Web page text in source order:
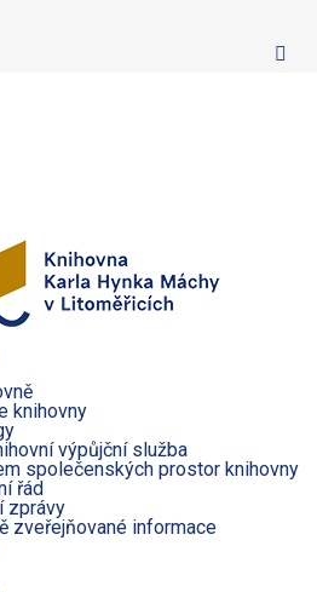
knihovny
výpůjční služba
společenských prostor knihovny
řád
zprávy
zveřejňované informace